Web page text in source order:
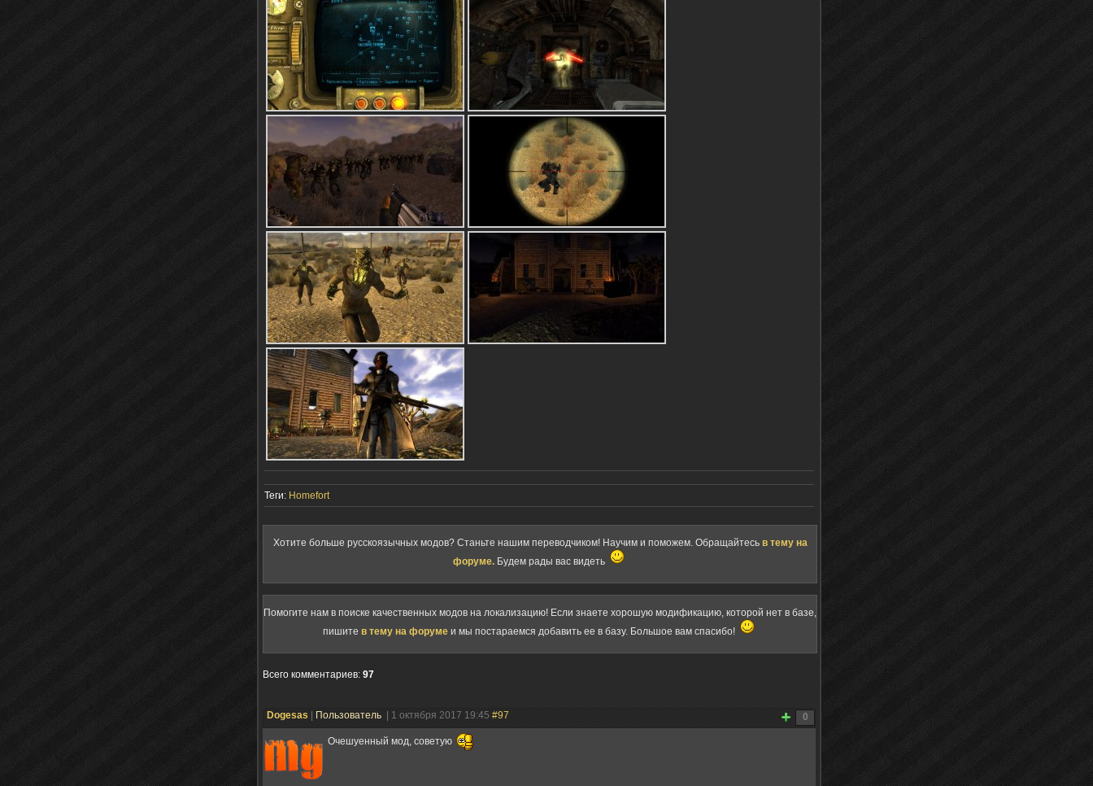
Теги: Homefort
Хотите больше русскоязычных модов? Станьте нашим переводчиком! Научим и поможем. Обращайтесь в тему на
форуме. Будем рады вас видеть
Помогите нам в поиске качественных модов на локализацию! Если знаете хорошую модификацию, которой нет в базе,
пишите в тему на форуме и мы постараемся добавить ее в базу. Большое вам спасибо!
Всего комментариев: 97
0
Dogesas Пользователь | 1 октября 2017 19:45 #97
Очешуенный мод, советую